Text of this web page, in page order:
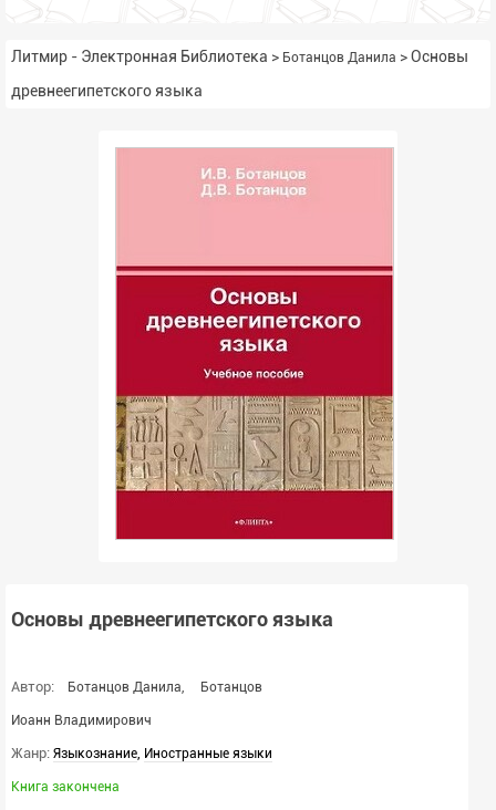
Литмир - Электронная Библиотека > Ботанцов Данила >Основы
древнеегипетского языка
Основы древнеегипетского языка
Автор: Ботанцов Данила, Ботанцов
Иоанн Владимирович
Жанр: Языкознание, Иностранные языки
Книга закончена